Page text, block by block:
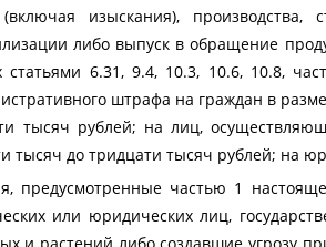
изыскания), производства,
либо выпуск в обращение
статьями 6.31, 9.4, 10.3, 10.6, 10.8,
штрафа на граждан в
тысяч рублей; на лиц,
тысяч до тридцати тысяч рублей; на
предусмотренные частью 1
или юридических лиц,